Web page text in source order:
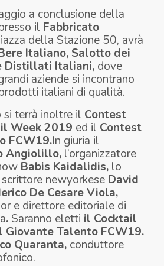
a conclusione della
il Fabbricato
della Stazione 50, avrà
Italiano, Salotto dei
Distillati Italiani, dove
aziende si incontrano
italiani di qualità.
si terrà inoltre il Contest
Week 2019 ed il Contest
FCW19.In giuria il
Angiolillo, l’organizzatore
Babis Kaidalidis, lo
newyorkese David
De Cesare Viola,
e direttore editoriale di
. Saranno eletti il Cocktail
Giovante Talento FCW19.
Quaranta, conduttore